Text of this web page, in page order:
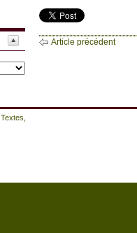
Article précédent
Textes